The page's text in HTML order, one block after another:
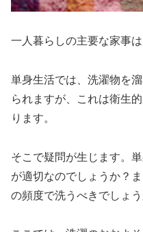
一人暮らしの主要な家事
単身生活では、洗濯物を
られますが、これは衛生
ります。
そこで疑問が生じます。
が適切なのでしょうか？
の頻度で洗うべきでしょう